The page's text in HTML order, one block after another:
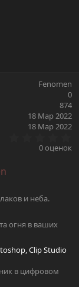
Fenomen
0
874
18 Мар 2022
18 Мар 2022
0
0 оценок
и неба.
огня в ваших
Clip Studio
в цифровом